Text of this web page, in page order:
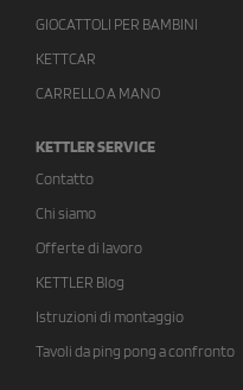
GIOCATTOLI PER BAMBINI
KETTCAR
CARRELLO A MANO
KETTLER SERVICE
Contatto
Chi siamo
Offerte di lavoro
KETTLER Blog
Istruzioni di montaggio
Tavoli da ping pong a confronto